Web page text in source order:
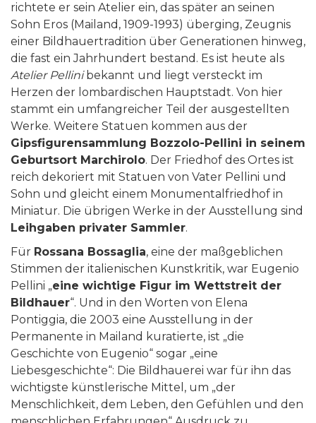
richtete er sein Atelier ein, das später an seinen
Sohn Eros (Mailand, 1909-1993) überging, Zeugnis
einer Bildhauertradition über Generationen hinweg,
die fast ein Jahrhundert bestand. Es ist heute als
Atelier Pellinibekannt und liegt versteckt im
Herzen der lombardischen Hauptstadt. Von hier
stammt ein umfangreicher Teil der ausgestellten
Werke. Weitere Statuen kommen aus der
Gipsfigurensammlung Bozzolo-Pellini in seinem
Geburtsort Marchirolo. Der Friedhof des Ortes ist
reich dekoriert mit Statuen von Vater Pellini und
Sohn und gleicht einem Monumentalfriedhof in
Miniatur. Die übrigen Werke in der Ausstellung sind
Leihgaben privater Sammler.
Für Rossana Bossaglia, eine der maßgeblichen
Stimmen der italienischen Kunstkritik, war Eugenio
Pellini „eine wichtige Figur im Wettstreit der
Bildhauer“. Und in den Worten von Elena
Pontiggia, die 2003 eine Ausstellung in der
Permanente in Mailand kuratierte, ist „die
Geschichte von Eugenio“ sogar „eine
Liebesgeschichte“: Die Bildhauerei war für ihn das
wichtigste künstlerische Mittel, um „der
Menschlichkeit, dem Leben, den Gefühlen und den